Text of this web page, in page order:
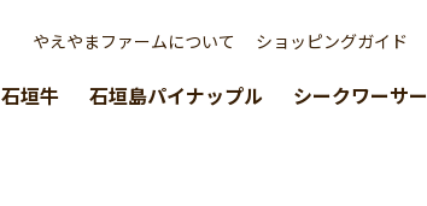
やえやまファームについて ショッピングガイド
石垣牛 石垣島パイナップル シークワーサー